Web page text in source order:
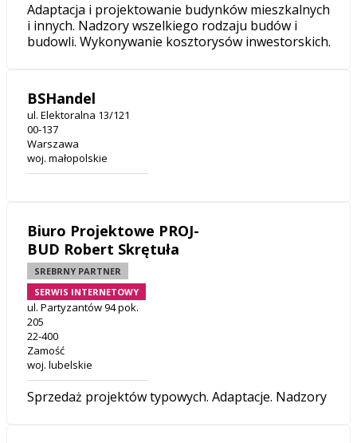
Adaptacja i projektowanie budynków mieszkalnych
i innych. Nadzory wszelkiego rodzaju budów i
budowli. Wykonywanie kosztorysów inwestorskich.
BSHandel
ul. Elektoralna 13/121
00-137
Warszawa
woj. małopolskie
Biuro Projektowe PROJ-
BUD Robert Skrętuła
SREBRNY PARTNER
SERWIS INTERNETOWY
ul. Partyzantów 94 pok.
205
22-400
Zamość
woj. lubelskie
Sprzedaż projektów typowych. Adaptacje. Nadzory